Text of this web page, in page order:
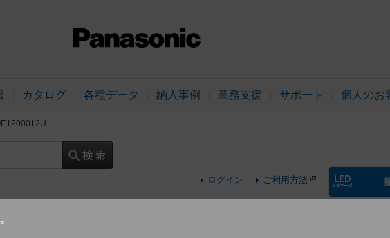
カタログ 各種データ 納入事例 業務支援 サポート 個人のお
ログイン ご利用方法